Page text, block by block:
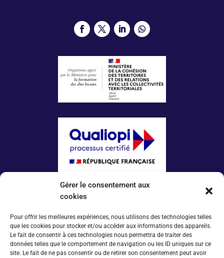
Gérer le consentement aux
cookies
Pour offrir les meilleures expériences, nous utilisons des technologies telles
que les cookies pour stocker et/ou accéder aux informations des appareils.
Le fait de consentir à ces technologies nous permettra de traiter des
données telles que le comportement de navigation ou les ID uniques sur ce
site. Le fait de ne pas consentir ou de retirer son consentement peut avoir
La certification qualité a été délivrée au titre
de la catégorie d’action suivante :
Plus d’infos
Espace conventionné·e·s